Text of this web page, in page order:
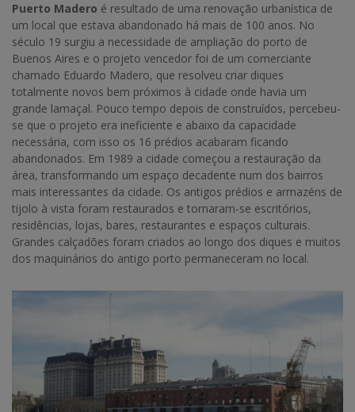
Puerto Madero é resultado de uma renovação urbanística de
um local que estava abandonado há mais de 100 anos. No
século 19 surgiu a necessidade de ampliação do porto de
Buenos Aires e o projeto vencedor foi de um comerciante
chamado Eduardo Madero, que resolveu criar diques
totalmente novos bem próximos à cidade onde havia um
grande lamaçal. Pouco tempo depois de construídos, percebeu-
se que o projeto era ineficiente e abaixo da capacidade
necessária, com isso os 16 prédios acabaram ficando
abandonados. Em 1989 a cidade começou a restauração da
área, transformando um espaço decadente num dos bairros
mais interessantes da cidade. Os antigos prédios e armazéns de
tijolo à vista foram restaurados e tornaram-se escritórios,
residências, lojas, bares, restaurantes e espaços culturais.
Grandes calçadões foram criados ao longo dos diques e muitos
dos maquinários do antigo porto permaneceram no local.